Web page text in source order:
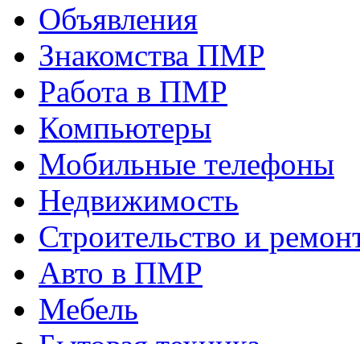
Объявления
Знакомства ПМР
Работа в ПМР
Компьютеры
Мобильные телефоны
Недвижимость
Строительство и
Авто в ПМР
Мебель